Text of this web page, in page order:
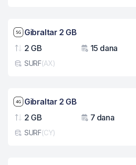
Brzina mreže: 5G
Gibraltar 2 GB
Podaci
2 GB
Važenje
15 dana
Tip eSIM kartice
SURF(AX)
Brzina mreže: 4G
Gibraltar 2 GB
Podaci
2 GB
Važenje
7 dana
Tip eSIM kartice
SURF(CY)